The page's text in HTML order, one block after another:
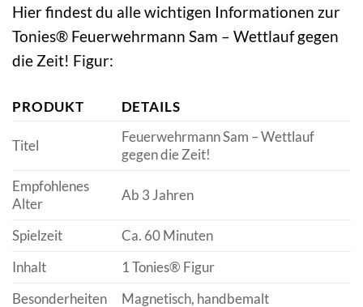
Hier findest du alle wichtigen Informationen zur
Tonies® Feuerwehrmann Sam – Wettlauf gegen
die Zeit! Figur:
PRODUKT DETAILS
Titel
Feuerwehrmann Sam – Wettlauf
gegen die Zeit!
Empfohlenes
Alter
Ab 3 Jahren
Spielzeit
Ca. 60 Minuten
Inhalt
1 Tonies® Figur
Besonderheiten
Magnetisch, handbemalt